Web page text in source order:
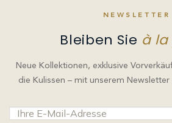
NEWSLETTER
Bleiben Sie à
Neue Kollektionen, exklusive
die Kulissen – mit unserem